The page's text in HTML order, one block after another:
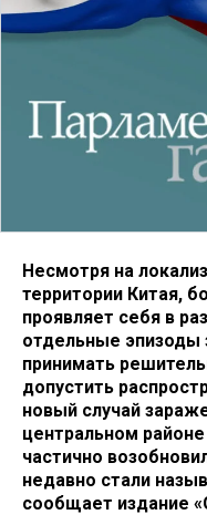
Несмотря на
территории Китая,
проявляет себя в
отдельные эпизоды
принимать
допустить
новый случай
центральном
частично
недавно стали
сообщает издание